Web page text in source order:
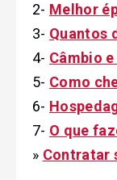
2- Melhor
3- Quantos
4- Câmbio
5- Como
6-
7- O que
» Contratar